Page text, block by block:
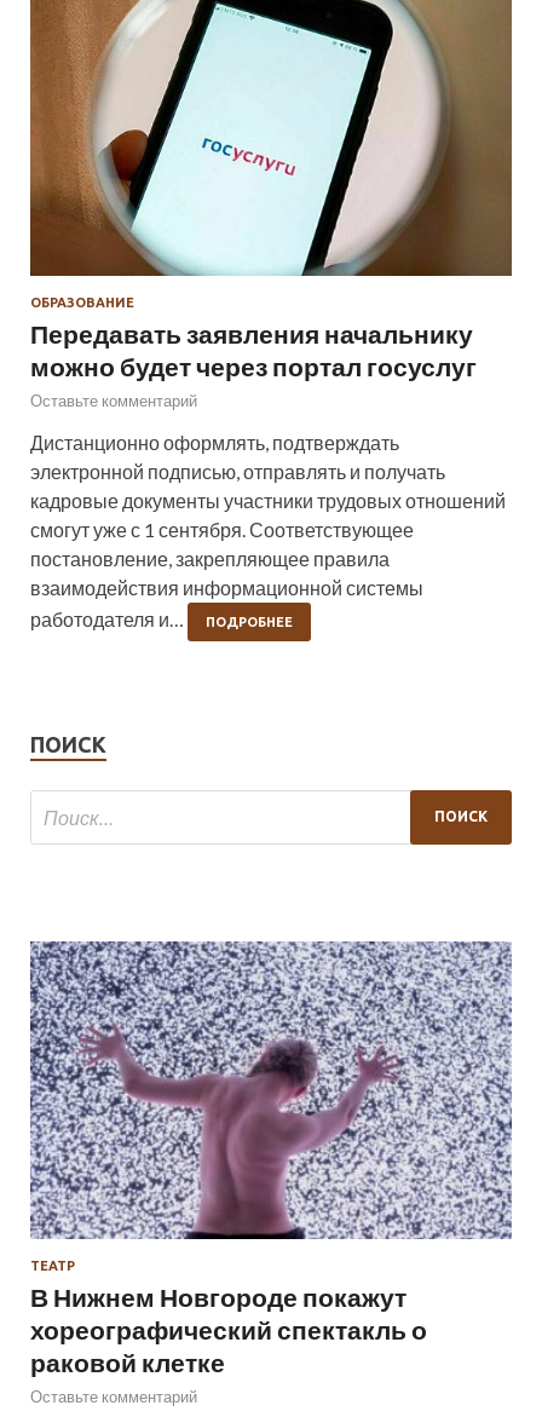
ОБРАЗОВАНИЕ
Передавать заявления начальнику
можно будет через портал госуслуг
Оставьте комментарий
Дистанционно оформлять, подтверждать
электронной подписью, отправлять и получать
кадровые документы участники трудовых отношений
смогут уже с 1 сентября. Соответствующее
постановление, закрепляющее правила
взаимодействия информационной системы
работодателя и…
ПОДРОБНЕЕ
ПОИСК
ТЕАТР
В Нижнем Новгороде покажут
хореографический спектакль о
раковой клетке
Оставьте комментарий